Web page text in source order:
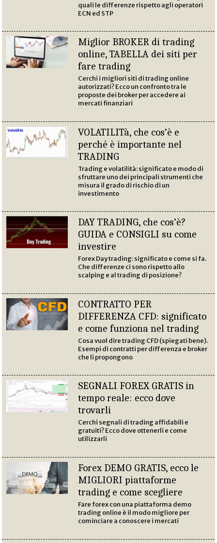
quali le differenze rispetto agli operatori
ECN ed STP
Miglior BROKER di trading
online, TABELLA dei siti per
fare trading
Cerchi i migliori siti di trading online
autorizzati? Ecco un confronto tra le
proposte dei broker per accedere ai
mercati finanziari
VOLATILITà, che cos’è e
perché è importante nel
TRADING
Trading e volatilità: significato e modo di
sfruttare uno dei principali strumenti che
misura il grado di rischio di un
investimento
DAY TRADING, che cos’è?
GUIDA e CONSIGLI su come
investire
Forex Day trading: significato e come si fa.
Che differenze ci sono rispetto allo
scalping e al trading di posizione?
CONTRATTO PER
DIFFERENZA CFD: significato
e come funziona nel trading
Cosa vuol dire trading CFD (spiegati bene).
Esempi di contratti per differenza e broker
che li propongono
SEGNALI FOREX GRATIS in
tempo reale: ecco dove
trovarli
Cerchi segnali di trading affidabili e
gratuiti? Ecco dove ottenerli e come
utilizzarli
Forex DEMO GRATIS, ecco le
MIGLIORI piattaforme
trading e come scegliere
Fare forex con una piattaforma demo
trading online è il modo migliore per
cominciare a conoscere i mercati